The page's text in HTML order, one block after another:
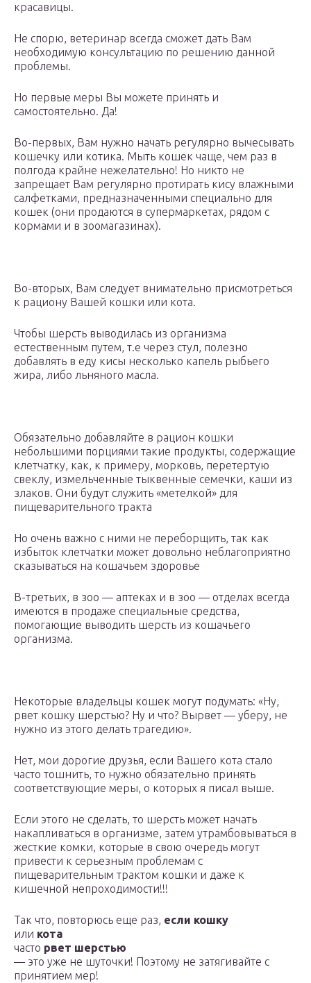
красавицы.
Не спорю, ветеринар всегда сможет дать Вам
необходимую консультацию по решению данной
проблемы.
Но первые меры Вы можете принять и
самостоятельно. Да!
Во-первых, Вам нужно начать регулярно вычесывать
кошечку или котика. Мыть кошек чаще, чем раз в
полгода крайне нежелательно! Но никто не
запрещает Вам регулярно протирать кису влажными
салфетками, предназначенными специально для
кошек (они продаются в супермаркетах, рядом с
кормами и в зоомагазинах).
Во-вторых, Вам следует внимательно присмотреться
к рациону Вашей кошки или кота.
Чтобы шерсть выводилась из организма
естественным путем, т.е через стул, полезно
добавлять в еду кисы несколько капель рыбьего
жира, либо льняного масла.
Обязательно добавляйте в рацион кошки
небольшими порциями такие продукты, содержащие
клетчатку, как, к примеру, морковь, перетертую
свеклу, измельченные тыквенные семечки, каши из
злаков. Они будут служить «метелкой» для
пищеварительного тракта
Но очень важно с ними не переборщить, так как
избыток клетчатки может довольно неблагоприятно
сказываться на кошачьем здоровье
В-третьих, в зоо — аптеках и в зоо — отделах всегда
имеются в продаже специальные средства,
помогающие выводить шерсть из кошачьего
организма.
Некоторые владельцы кошек могут подумать: «Ну,
рвет кошку шерстью? Ну и что? Вырвет — уберу, не
нужно из этого делать трагедию».
Нет, мои дорогие друзья, если Вашего кота стало
часто тошнить, то нужно обязательно принять
соответствующие меры, о которых я писал выше.
Если этого не сделать, то шерсть может начать
накапливаться в организме, затем утрамбовываться в
жесткие комки, которые в свою очередь могут
привести к серьезным проблемам с
пищеварительным трактом кошки и даже к
кишечной непроходимости!!!
Так что, повторюсь еще раз, если кошку
или кота
часто рвет шерстью
— это уже не шуточки! Поэтому не затягивайте с
принятием мер!